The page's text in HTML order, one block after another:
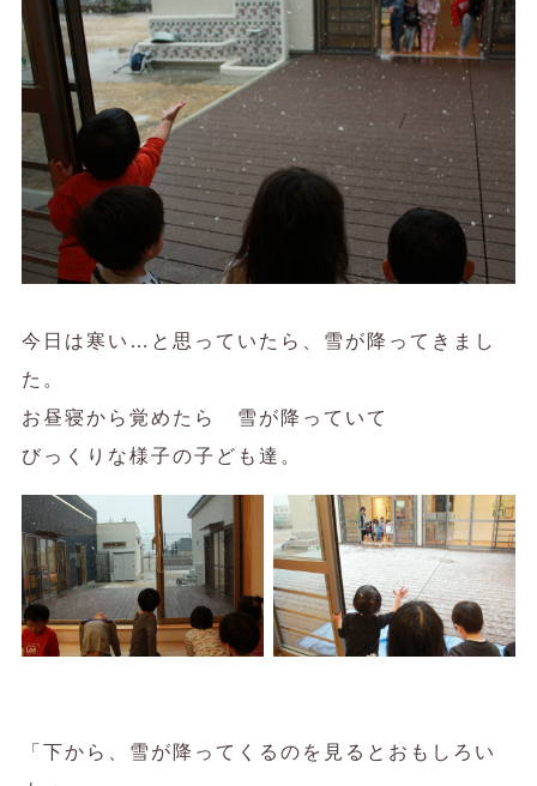
今日は寒い…と思っていたら、雪が降ってきまし
た。
お昼寝から覚めたら 雪が降っていて
びっくりな様子の子ども達。
「下から、雪が降ってくるのを見るとおもしろい